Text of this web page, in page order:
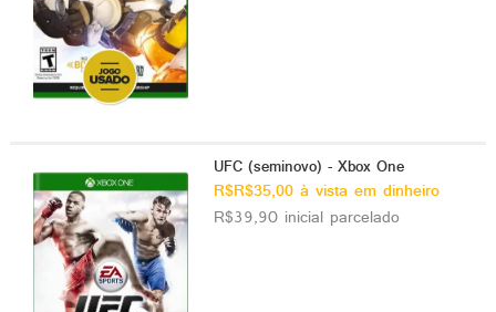
UFC (seminovo) - Xbox One
R$R$35,00 à vista em dinheiro
R$39,90 inicial parcelado